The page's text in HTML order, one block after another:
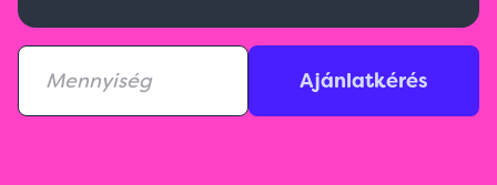
Ajánlatkérés